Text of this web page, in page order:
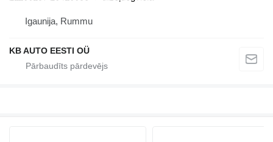
Igaunija, Rummu
KB AUTO EESTI OÜ